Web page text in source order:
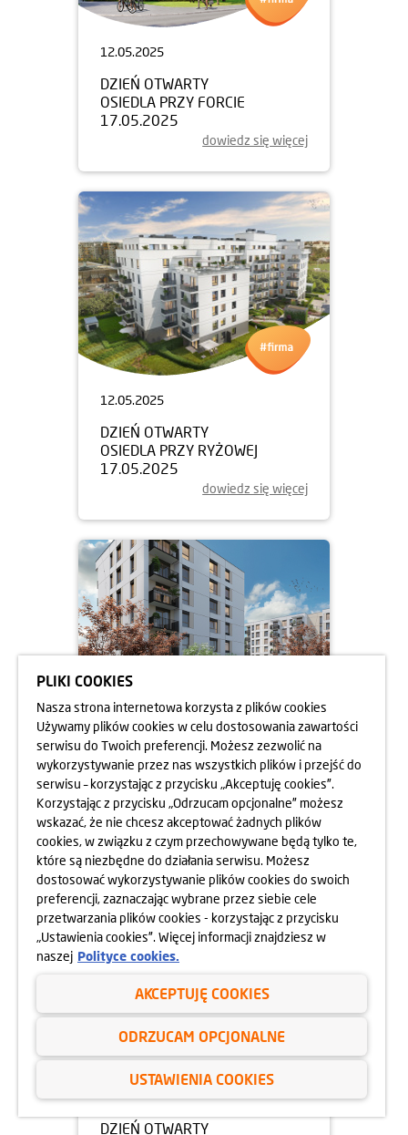
12.05.2025
DZIEŃ OTWARTY
OSIEDLA PRZY FORCIE
17.05.2025
dowiedz się więcej
12.05.2025
DZIEŃ OTWARTY
OSIEDLA PRZY RYŻOWEJ
17.05.2025
dowiedz się więcej
05.05.2025
DZIEŃ OTWARTY OSIEDLA
HARMONIA MOKOTÓW
10.05.2025
dowiedz się więcej
05.05.2025
DZIEŃ OTWARTY
PLIKI COOKIES
Nasza strona internetowa korzysta z plików cookies
Używamy plików cookies w celu dostosowania zawartości
serwisu do Twoich preferencji. Możesz zezwolić na
wykorzystywanie przez nas wszystkich plików i przejść do
serwisu – korzystając z przycisku „Akceptuję cookies”.
Korzystając z przycisku „Odrzucam opcjonalne” możesz
wskazać, że nie chcesz akceptować żadnych plików
cookies, w związku z czym przechowywane będą tylko te,
które są niezbędne do działania serwisu. Możesz
dostosować wykorzystywanie plików cookies do swoich
preferencji, zaznaczając wybrane przez siebie cele
przetwarzania plików cookies - korzystając z przycisku
„Ustawienia cookies”. Więcej informacji znajdziesz w
naszej Polityce cookies.
AKCEPTUJĘ COOKIES
ODRZUCAM OPCJONALNE
USTAWIENIA COOKIES